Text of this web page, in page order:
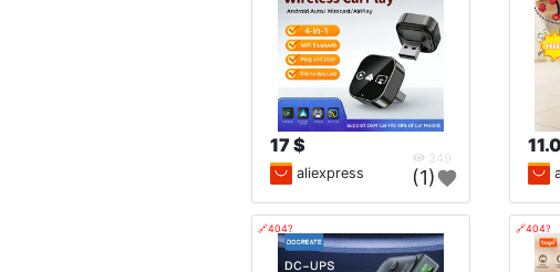
17 $
349
aliexpress (1)
🔗404? 🔗404?